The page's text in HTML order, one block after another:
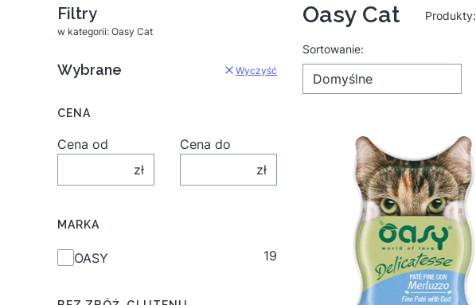
Filtry
w kategorii: Oasy Cat
Wybrane Wyczyść
CENA
Cena od
zł
Cena do
zł
MARKA
Marka
OASY 19
Oasy Cat Produkty:
Lista produktów
Sortowanie:
Domyślne